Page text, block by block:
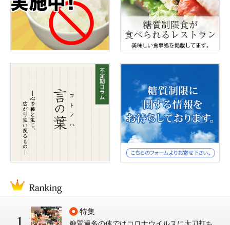
特集
糖質過多の体ではコロナウイルスに太刀打ち